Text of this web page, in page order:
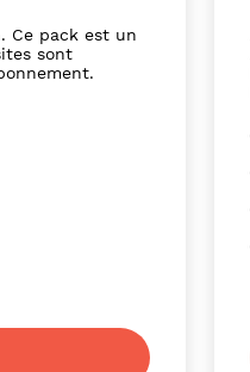
Ce pack est un
sont